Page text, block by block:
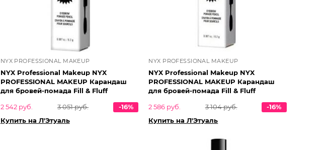
NYX PROFESSIONAL MAKEUP
NYX Professional Makeup NYX
PROFESSIONAL MAKEUP Карандаш
для бровей-помада Fill & Fluff
2 542 руб.
3 051 руб.
-16%
Купить на Л'Этуаль
NYX PROFESSIONAL MAKEUP
NYX Professional Makeup NYX
PROFESSIONAL MAKEUP Карандаш
для бровей-помада Fill & Fluff
2 586 руб.
3 104 руб.
-16%
Купить на Л'Этуаль